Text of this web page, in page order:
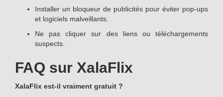
Installer un bloqueur de publicités pour éviter pop-ups
et logiciels malveillants.
Ne pas cliquer sur des liens ou téléchargements
suspects.
FAQ sur XalaFlix
XalaFlix est-il vraiment gratuit ?